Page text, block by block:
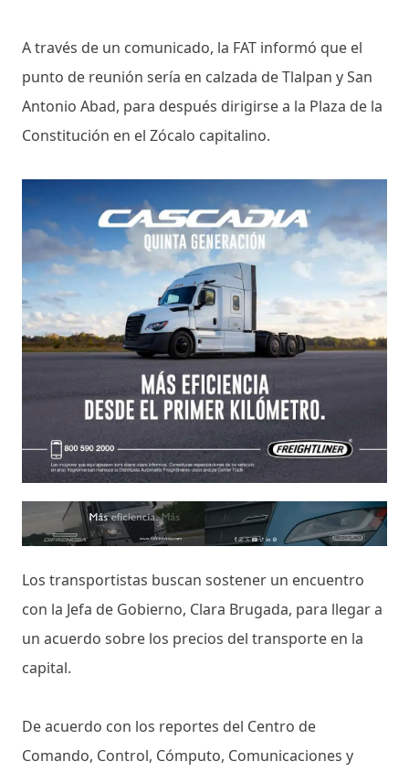
A través de un comunicado, la FAT informó que el
punto de reunión sería en calzada de Tlalpan y San
Antonio Abad, para después dirigirse a la Plaza de la
Constitución en el Zócalo capitalino.
Los transportistas buscan sostener un encuentro
con la Jefa de Gobierno, Clara Brugada, para llegar a
un acuerdo sobre los precios del transporte en la
capital.
De acuerdo con los reportes del Centro de
Comando, Control, Cómputo, Comunicaciones y